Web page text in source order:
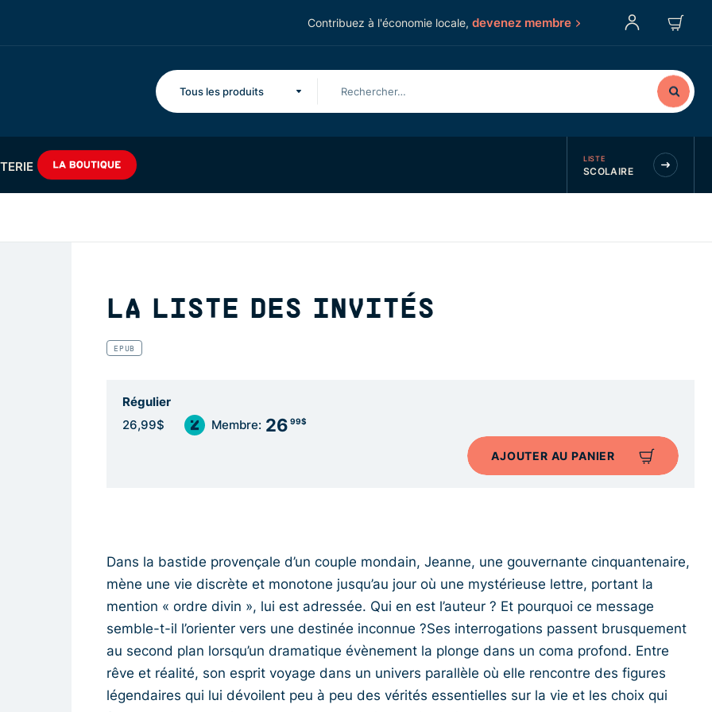
Contribuez à l'économie locale, devenez membre
Tous les produits
LISTE
SCOLAIRE
LA LISTE DES INVITÉS
EPUB
Régulier
26,99$ Membre: 26 99$
AJOUTER AU PANIER
Dans la bastide provençale d’un couple mondain, Jeanne, une gouvernante cinquantenaire,
mène une vie discrète et monotone jusqu’au jour où une mystérieuse lettre, portant la
mention « ordre divin », lui est adressée. Qui en est l’auteur ? Et pourquoi ce message
semble-t-il l’orienter vers une destinée inconnue ?Ses interrogations passent brusquement
au second plan lorsqu’un dramatique évènement la plonge dans un coma profond. Entre
rêve et réalité, son esprit voyage dans un univers parallèle où elle rencontre des figures
légendaires qui lui dévoilent peu à peu des vérités essentielles sur la vie et les choix qui